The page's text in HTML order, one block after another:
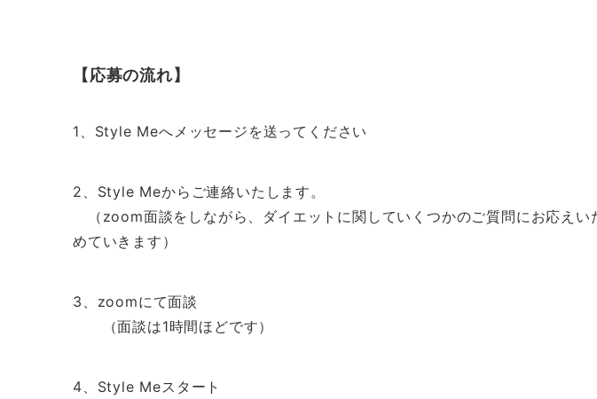
【応募の流れ】
1、Style Meへメッセージを送ってください
2、Style Meからご連絡いたします。
（zoom面談をしながら、ダイエットに関していくつかのご質問にお応えい
めていきます）
3、zoomにて面談
（面談は1時間ほどです）
4、Style Meスタート